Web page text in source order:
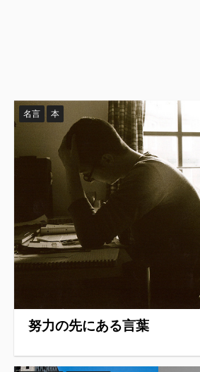
名言 本
努力の先にある言葉